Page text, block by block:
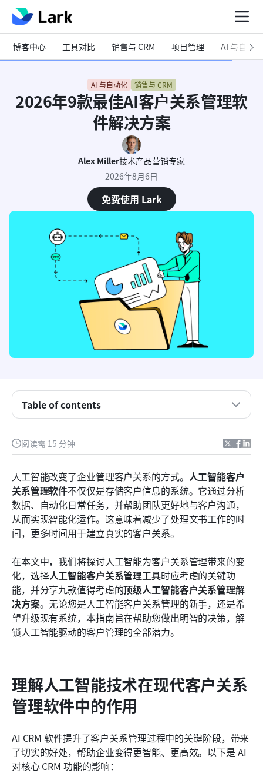
博客中心 工具对比 销售与 CRM 项目管理 AI 与自动化
AI 与自动化 销售与 CRM
2026年9款最佳AI客户关系管理软
件解决方案
Alex Miller技术产品营销专家
2026年8月6日
免费使用 Lark
阅读需 15 分钟
人工智能改变了企业管理客户关系的方式。 人工智能客户
关系管理软件不仅仅是存储客户信息的系统。它通过分析
数据、自动化日常任务，并帮助团队更好地与客户沟通，
从而实现智能化运作。这意味着减少了处理文书工作的时
间，更多时间用于建立真实的客户关系。
在本文中，我们将探讨人工智能为客户关系管理带来的变
化，选择人工智能客户关系管理工具时应考虑的关键功
能，并分享九款值得考虑的顶级人工智能客户关系管理解
决方案。无论您是人工智能客户关系管理的新手，还是希
望升级现有系统，本指南旨在帮助您做出明智的决策，解
锁人工智能驱动的客户管理的全部潜力。
理解人工智能技术在现代客户关系
管理软件中的作用
AI CRM 软件提升了客户关系管理过程中的关键阶段，带来
了切实的好处，帮助企业变得更智能、更高效。以下是 AI
对核心 CRM 功能的影响：
Table of contents
理解人工智能技术在现代客户关系管理软件中的作用
能？
今年值得考虑的9款最佳人工智能客户关系管理软件
2. Salesforce
3. HubSpot 客户关系管理系统
4. Zoho 客户关系管理系统
5. Microsoft Dynamics 365
6. Freshworks 客户关系管理系统
7. Nimble 客户关系管理系统
8. Creatio 客户关系管理系统
9. C3.ai 客户关系管理
了解更多阅读